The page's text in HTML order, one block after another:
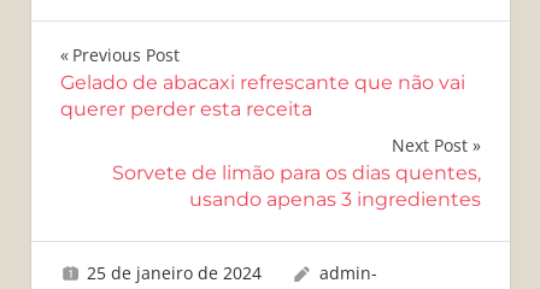
Navegação
de
Post
Previous Post
Gelado de abacaxi refrescante que não vai
querer perder esta receita
Next Post
Sorvete de limão para os dias quentes,
usando apenas 3 ingredientes
25 de janeiro de 2024
admin-